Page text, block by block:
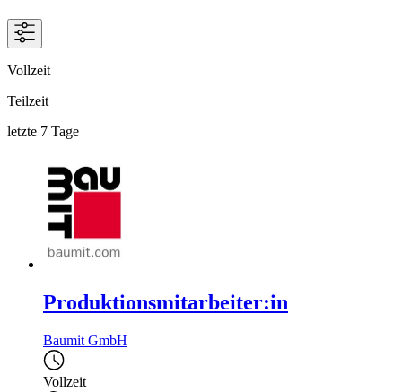
Vollzeit
Teilzeit
letzte 7 Tage
Produktionsmitarbeiter:in
Baumit GmbH
Vollzeit